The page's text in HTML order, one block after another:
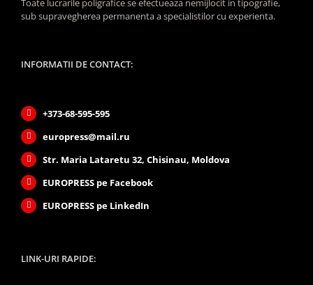
Toate lucrarile poligrafice se efectueaza nemijlocit in tipografie,
sub supravegherea permanenta a specialistilor cu experienta.
INFORMATII DE CONTACT:
+373-68-595-595
europress@mail.ru
Str. Maria Lataretu 32, Chisinau, Moldova
EUROPRESS pe Facebook
EUROPRESS pe LinkedIn
LINK-URI RAPIDE: